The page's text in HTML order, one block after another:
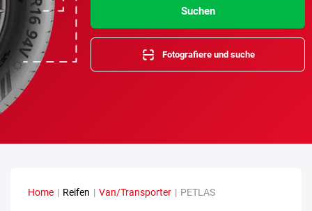
Suchen
Fotografiere und suche
Home | Reifen | Van/Transporter | PETLAS